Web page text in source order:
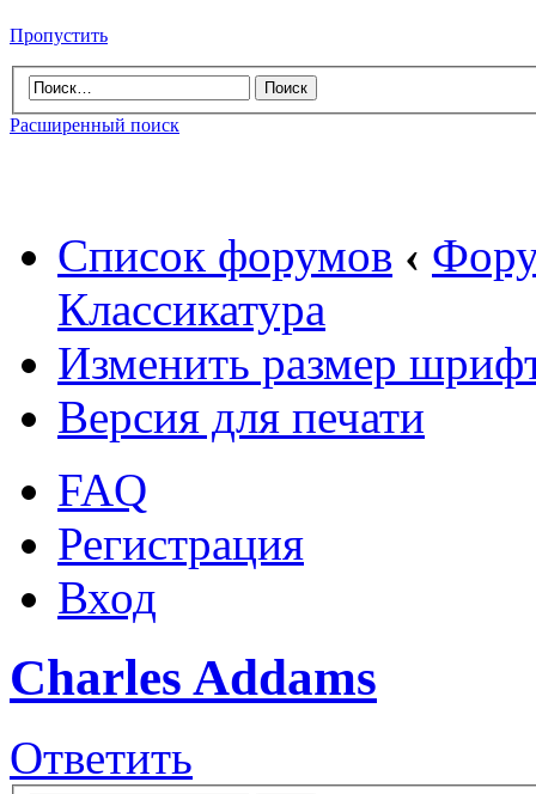
Пропустить
Расширенный поиск
Список форумов ‹
Классикатура
Изменить размер
Версия для печати
FAQ
Регистрация
Вход
Charles Addams
Ответить